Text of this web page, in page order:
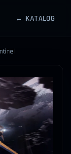
← KATALOG